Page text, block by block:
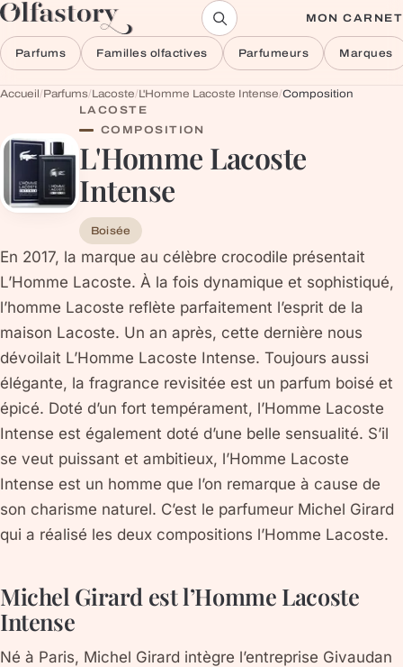
Aller au contenu MON CARNET
Parfums Familles olfactives Parfumeurs Marques
Accueil/Parfums/Lacoste/L'Homme Lacoste Intense/Composition
LACOSTE
COMPOSITION
L'Homme Lacoste
Intense
Boisée
En 2017, la marque au célèbre crocodile présentait
L’Homme Lacoste. À la fois dynamique et sophistiqué,
l’homme Lacoste reflète parfaitement l’esprit de la
maison Lacoste. Un an après, cette dernière nous
dévoilait L’Homme Lacoste Intense. Toujours aussi
élégante, la fragrance revisitée est un parfum boisé et
épicé. Doté d’un fort tempérament, l’Homme Lacoste
Intense est également doté d’une belle sensualité. S’il
se veut puissant et ambitieux, l’Homme Lacoste
Intense est un homme que l’on remarque à cause de
son charisme naturel. C’est le parfumeur Michel Girard
qui a réalisé les deux compositions l’Homme Lacoste.
Michel Girard est l’Homme Lacoste
Intense
Né à Paris, Michel Girard intègre l’entreprise Givaudan